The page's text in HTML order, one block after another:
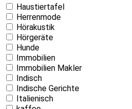
Haustiertafel
Herrenmode
Hörakustik
Hörgeräte
Hunde
Immobilien
Immobilien Makler
Indisch
Indische Gerichte
Italienisch